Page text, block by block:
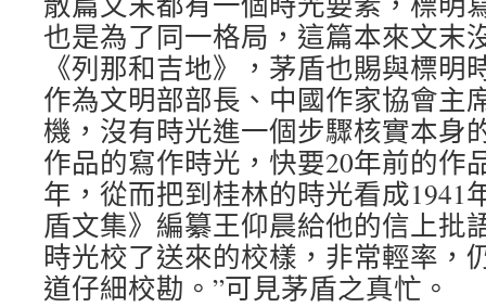
也是為了同一格局，這篇本來文末
《列那和吉地》，茅盾也賜與標明
作為文明部部長、中國作家協會主
機，沒有時光進一個步驟核實本身
作品的寫作時光，快要20年前的作
年，從而把到桂林的時光看成1941
盾文集》編纂王仰晨給他的信上批
時光校了送來的校樣，非常輕率，
道仔細校勘。”可見茅盾之真忙。